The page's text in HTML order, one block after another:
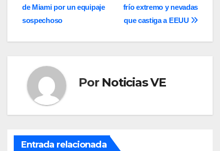
entradas
frío extremo y nevadas
que castiga a EEUU
de Miami por un equipaje
sospechoso
Por Noticias VE
Entrada relacionada